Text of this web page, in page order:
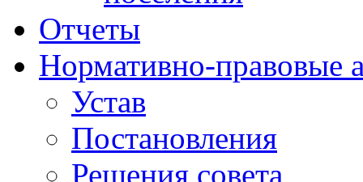
Отчеты
Нормативно-правовые
Устав
Постановления
Решения совета